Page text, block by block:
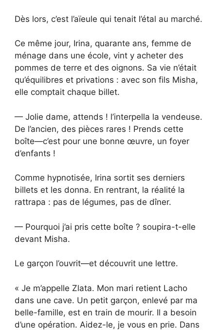
Dès lors, c’est l’aïeule qui tenait l’étal au marché.
Ce même jour, Irina, quarante ans, femme de
ménage dans une école, vint y acheter des
pommes de terre et des oignons. Sa vie n’était
qu’équilibres et privations : avec son fils Misha,
elle comptait chaque billet.
— Jolie dame, attends ! l’interpella la vendeuse.
De l’ancien, des pièces rares ! Prends cette
boîte—c’est pour une bonne œuvre, un foyer
d’enfants !
Comme hypnotisée, Irina sortit ses derniers
billets et les donna. En rentrant, la réalité la
rattrapa : pas de légumes, pas de dîner.
— Pourquoi j’ai pris cette boîte ? soupira-t-elle
devant Misha.
Le garçon l’ouvrit—et découvrit une lettre.
« Je m’appelle Zlata. Mon mari retient Lacho
dans une cave. Un petit garçon, enlevé par ma
belle-famille, est en train de mourir. Il a besoin
d’une opération. Aidez-le, je vous en prie. Dans